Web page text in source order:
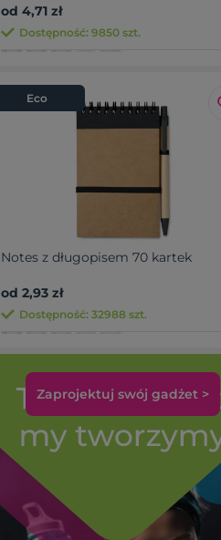
od 4,71 zł
Dostępność: 9850 szt.
Eco
Notes z długopisem 70 kartek
od 2,93 zł
Dostępność: 32988 szt.
Zaprojektuj swój gadżet >